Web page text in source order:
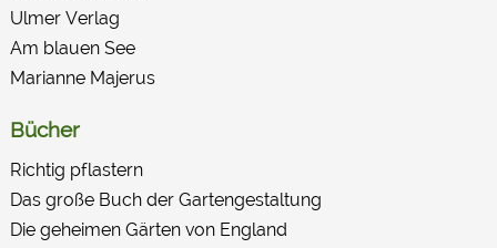
Ulmer Verlag
Am blauen See
Marianne Majerus
Bücher
Richtig pflastern
Das große Buch der Garten­gestaltung
Die geheimen Gärten von England